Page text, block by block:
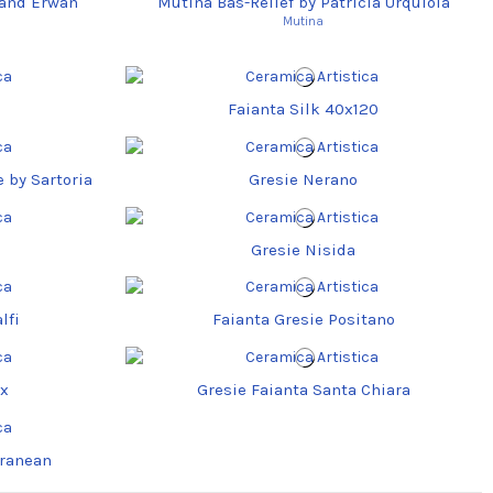
Mutina
Faianta Silk 40x120
by Sartoria Gresie Nerano
Gresie Nisida
Faianta Gresie Positano
Gresie Faianta Santa Chiara